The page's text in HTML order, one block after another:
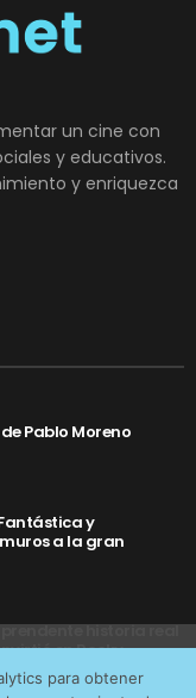
un cine con
y educativos.
y enriquezca
de Pablo Moreno
y
a la gran
historia real
en Rocky
para obtener
servicios que